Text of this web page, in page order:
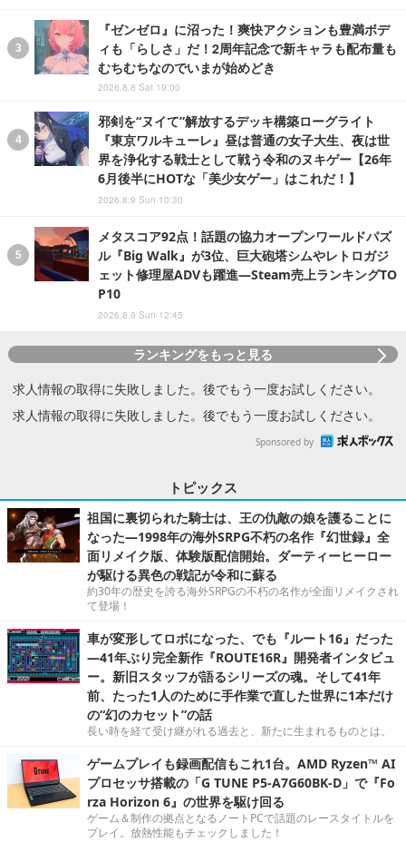
『ゼンゼロ』に沼った！爽快アクションも豊満ボデ
ィも「らしさ」だ！2周年記念で新キャラも配布量も
むちむちなのでいまが始めどき
2026.8.8 Sat 19:00
邪剣を“ヌイて”解放するデッキ構築ローグライト
『東京ワルキューレ』昼は普通の女子大生、夜は世
界を浄化する戦士として戦う令和のヌキゲー【26年
6月後半にHOTな「美少女ゲー」はこれだ！】
2026.8.9 Sun 10:30
メタスコア92点！話題の協力オープンワールドパズ
ル『Big Walk』が3位、巨大砲塔シムやレトロガジ
ェット修理屋ADVも躍進―Steam売上ランキングTO
P10
2026.8.9 Sun 12:45
ランキングをもっと見る
求人情報の取得に失敗しました。後でもう一度お試しください。
求人情報の取得に失敗しました。後でもう一度お試しください。
Sponsored by
トピックス
祖国に裏切られた騎士は、王の仇敵の娘を護ることに
なった―1998年の海外SRPG不朽の名作『幻世録』全
面リメイク版、体験版配信開始。ダーティーヒーロー
が駆ける異色の戦記が令和に蘇る
約30年の歴史を誇る海外SRPGの不朽の名作が全面リメイクされ
て登場！
車が変形してロボになった、でも『ルート16』だった
―41年ぶり完全新作『ROUTE16R』開発者インタビュ
ー。新旧スタッフが語るシリーズの魂。そして41年
前、たった1人のために手作業で直した世界に1本だけ
の“幻のカセット”の話
長い時を経て受け継がれる過去と、新たに生まれるものとは。
ゲームプレイも録画配信もこれ1台。AMD Ryzen™ AI
プロセッサ搭載の「G TUNE P5-A7G60BK-D」で『Fo
rza Horizon 6』の世界を駆け回る
ゲーム＆制作の拠点となるノートPCで話題のレースタイトルを
プレイ。放熱性能もチェックしました！